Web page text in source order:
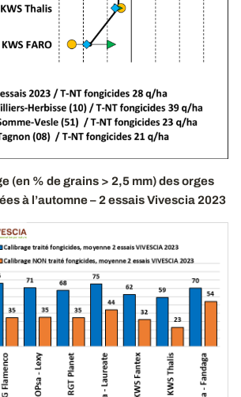
(en % de grains > 2,5 mm) des orges
à l’automne – 2 essais Vivescia 2023